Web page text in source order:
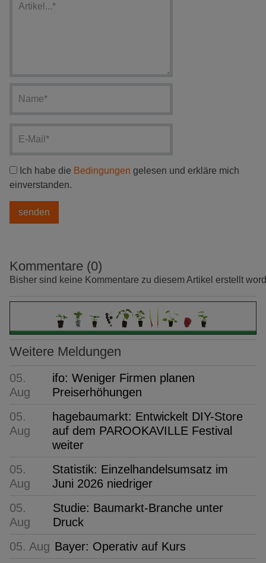
Ich habe die Bedingungen gelesen und erkläre mich
einverstanden.
Kommentare (0)
Bisher sind keine Kommentare zu diesem Artikel erstellt
Weitere Meldungen
05.
Aug
ifo: Weniger Firmen planen
Preiserhöhungen
05.
Aug
hagebaumarkt: Entwickelt DIY-Store
auf dem PAROOKAVILLE Festival
weiter
05.
Aug
Statistik: Einzelhandelsumsatz im
Juni 2026 niedriger
05.
Aug
Studie: Baumarkt-Branche unter
Druck
05. Aug Bayer: Operativ auf Kurs